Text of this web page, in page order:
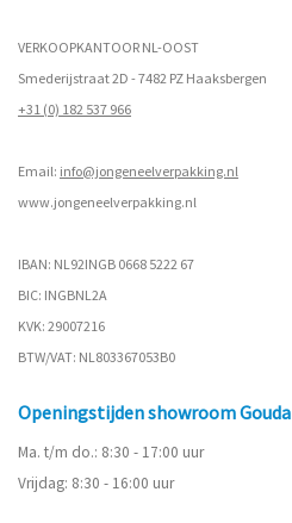
VERKOOPKANTOOR NL-OOST
Smederijstraat 2D - 7482 PZ Haaksbergen
+31 (0) 182 537 966
Email: info@jongeneelverpakking.nl
www.jongeneelverpakking.nl
IBAN: NL92INGB 0668 5222 67
BIC: INGBNL2A
KVK: 29007216
BTW/VAT: NL803367053B0
Openingstijden showroom Gouda
Ma. t/m do.: 8:30 - 17:00 uur
Vrijdag: 8:30 - 16:00 uur